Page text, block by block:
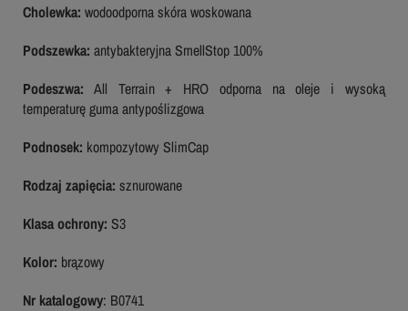
Cholewka: wodoodporna skóra woskowana
Podszewka: antybakteryjna SmellStop 100%
Podeszwa: All Terrain + HRO odporna na oleje i wysoką
temperaturę guma antypoślizgowa
Podnosek: kompozytowy SlimCap
Rodzaj zapięcia: sznurowane
Klasa ochrony: S3
Kolor: brązowy
Nr katalogowy: B0741